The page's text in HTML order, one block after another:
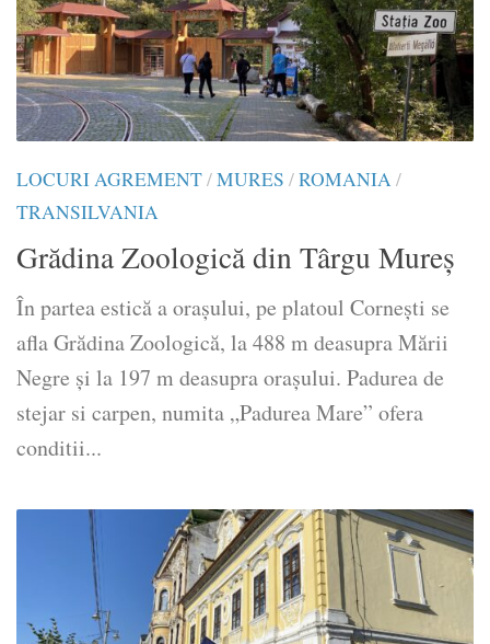
LOCURI AGREMENT/MURES /ROMANIA/
TRANSILVANIA
Grădina Zoologică din Târgu Mureș
În partea estică a oraşului, pe platoul Corneşti se
afla Grădina Zoologică, la 488 m deasupra Mării
Negre şi la 197 m deasupra oraşului. Padurea de
stejar si carpen, numita „Padurea Mare” ofera
conditii...